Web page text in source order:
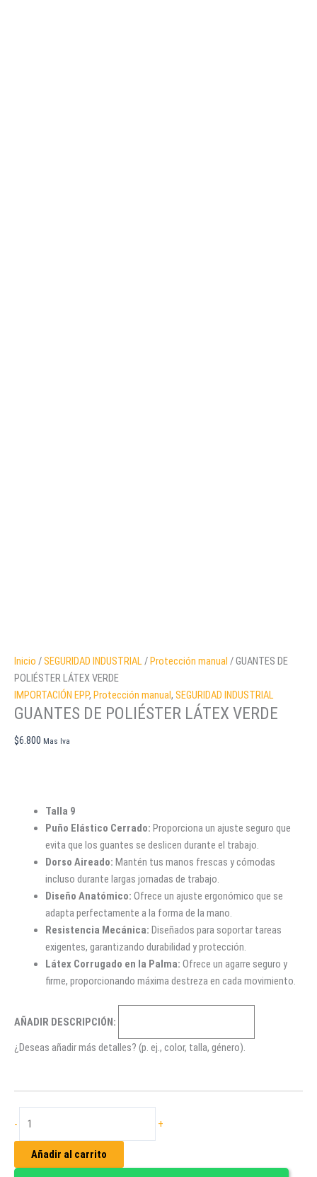
Inicio /SEGURIDAD INDUSTRIAL/Protección manual / GUANTES DE
POLIÉSTER LÁTEX VERDE
IMPORTACIÓN EPP, Protección manual, SEGURIDAD INDUSTRIAL
GUANTES DE POLIÉSTER LÁTEX VERDE
$6.800 Mas Iva
Talla 9
Puño Elástico Cerrado: Proporciona un ajuste seguro que
evita que los guantes se deslicen durante el trabajo.
Dorso Aireado: Mantén tus manos frescas y cómodas
incluso durante largas jornadas de trabajo.
Diseño Anatómico: Ofrece un ajuste ergonómico que se
adapta perfectamente a la forma de la mano.
Resistencia Mecánica: Diseñados para soportar tareas
exigentes, garantizando durabilidad y protección.
Látex Corrugado en la Palma: Ofrece un agarre seguro y
firme, proporcionando máxima destreza en cada movimiento.
AÑADIR DESCRIPCIÓN:
¿Deseas añadir más detalles? (p. ej., color, talla, género).
-
POLIÉSTER
LÁTEX
+
Añadir al carrito